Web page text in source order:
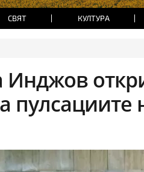
СВЯТ КУЛТУРА
Инджов
пулсациите